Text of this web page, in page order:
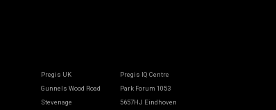
Pregis UK
Gunnels Wood Road
Stevenage
Pregis IQ Centre
Park Forum 1053
5657HJ Eindhoven